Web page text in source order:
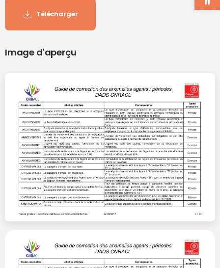
Télécharger
Image d'aperçu